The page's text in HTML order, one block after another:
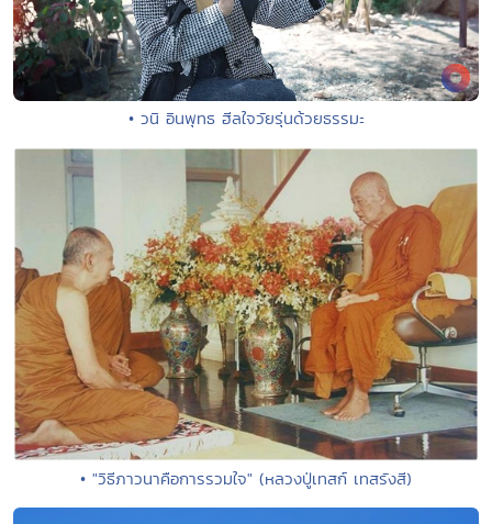
• วนิ อินพุทธ ฮีลใจวัยรุ่นด้วยธรรมะ
• "วิธีภาวนาคือการรวมใจ" (หลวงปู่เทสก์ เทสรังสี)